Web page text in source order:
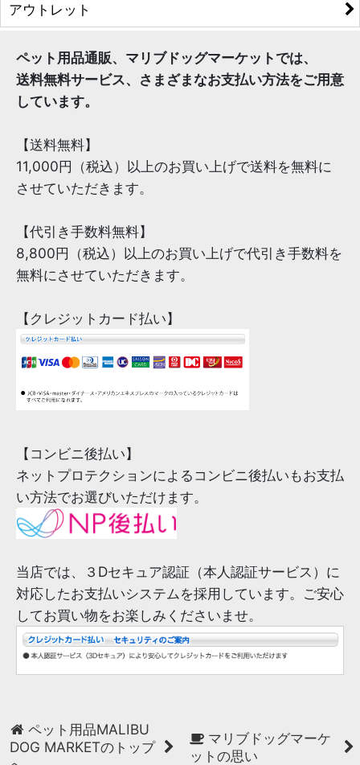
アウトレット
ペット用品通販、マリブドッグマーケットでは、
送料無料サービス、さまざまなお支払い方法をご用意
しています。
【送料無料】
11,000円（税込）以上のお買い上げで送料を無料に
させていただきます。
【代引き手数料無料】
8,800円（税込）以上のお買い上げで代引き手数料を
無料にさせていただきます。
【クレジットカード払い】
【コンビニ後払い】
ネットプロテクションによるコンビニ後払いもお支払
い方法でお選びいただけます。
当店では、３Dセキュア認証（本人認証サービス）に
対応したお支払いシステムを採用しています。ご安心
してお買い物をお楽しみくださいませ。
ペット用品MALIBU
DOG MARKETのトップ
マリブドッグマーケ
ットの思い